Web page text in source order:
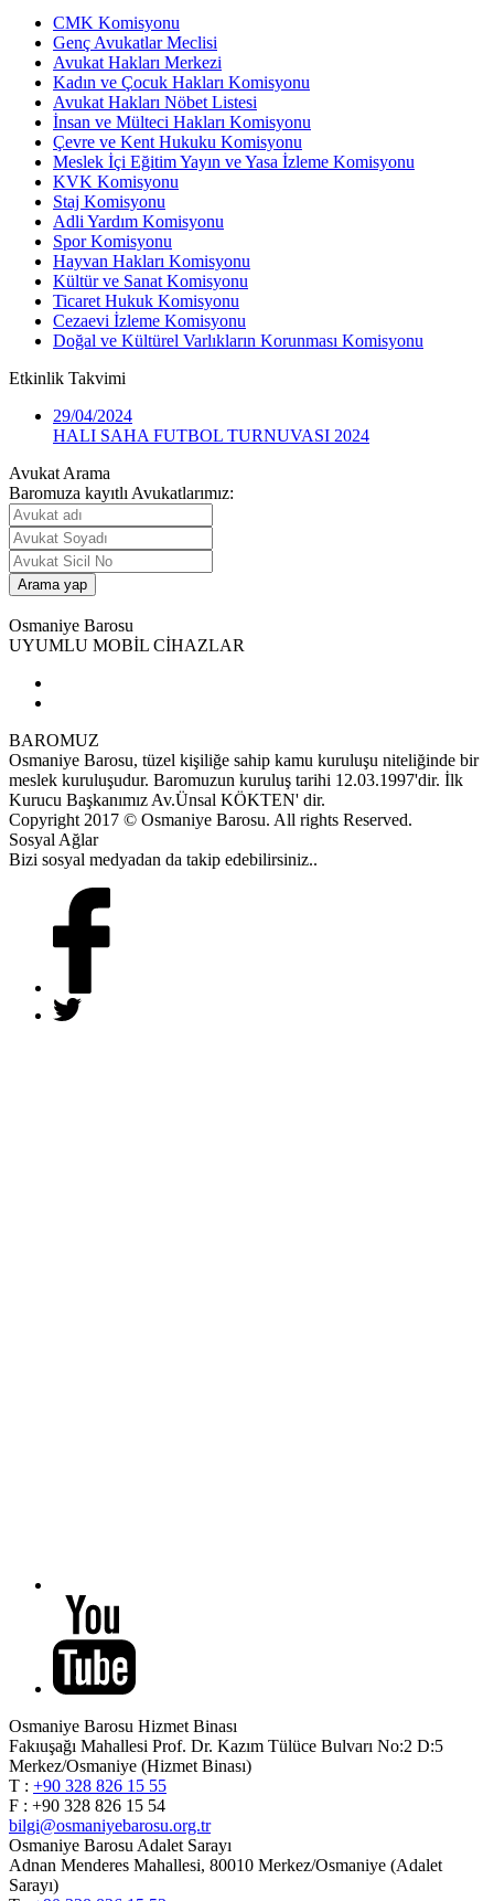
CMK Komisyonu
Genç Avukatlar Meclisi
Avukat Hakları Merkezi
Kadın ve Çocuk Hakları Komisyonu
Avukat Hakları Nöbet Listesi
İnsan ve Mülteci Hakları Komisyonu
Çevre ve Kent Hukuku Komisyonu
Meslek İçi Eğitim Yayın ve Yasa İzleme Komisyonu
KVK Komisyonu
Staj Komisyonu
Adli Yardım Komisyonu
Spor Komisyonu
Hayvan Hakları Komisyonu
Kültür ve Sanat Komisyonu
Ticaret Hukuk Komisyonu
Cezaevi İzleme Komisyonu
Doğal ve Kültürel Varlıkların Korunması Komisyonu
Etkinlik Takvimi
29/04/2024
HALI SAHA FUTBOL TURNUVASI 2024
Avukat Arama
Baromuza kayıtlı Avukatlarımız:
Osmaniye Barosu
UYUMLU MOBİL CİHAZLAR
BAROMUZ
Osmaniye Barosu, tüzel kişiliğe sahip kamu kuruluşu niteliğinde bir
meslek kuruluşudur. Baromuzun kuruluş tarihi 12.03.1997'dir. İlk
Kurucu Başkanımız Av.Ünsal KÖKTEN' dir.
Copyright 2017 © Osmaniye Barosu. All rights Reserved.
Sosyal Ağlar
Bizi sosyal medyadan da takip edebilirsiniz..
Osmaniye Barosu Hizmet Binası
Fakıuşağı Mahallesi Prof. Dr. Kazım Tülüce Bulvarı No:2 D:5
Merkez/Osmaniye (Hizmet Binası)
T : +90 328 826 15 55
F : +90 328 826 15 54
bilgi@osmaniyebarosu.org.tr
Osmaniye Barosu Adalet Sarayı
Adnan Menderes Mahallesi, 80010 Merkez/Osmaniye (Adalet
Sarayı)